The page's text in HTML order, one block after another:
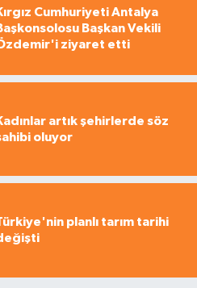
Cumhuriyeti Antalya
Başkan Vekili
ziyaret etti
artık şehirlerde söz
oluyor
planlı tarım tarihi